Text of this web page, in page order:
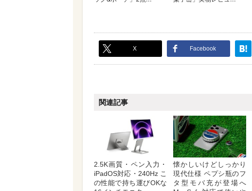
X Facebook
関連記事
2.5K画質・ペン入力・
iPadOS対応・240Hz こ
の性能で持ち運びOKな
懐かしいけどしっかり
現代仕様 ペプシ瓶のフ
タ型モバ充が登場へ